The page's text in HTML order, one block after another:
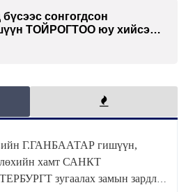
сонгогдсон
ТОЙРОГТОО юу хийсэн
Г.ГАНБААТАР гишүүн,
хамт САНКТ
зугаалах замын зардлаа